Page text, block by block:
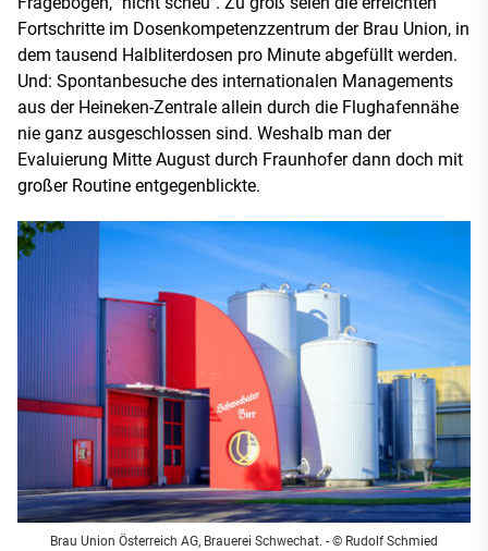
Fortschritte im Dosenkompetenzzentrum der Brau Union, in
dem tausend Halbliterdosen pro Minute abgefüllt werden.
Und: Spontanbesuche des internationalen Managements
aus der Heineken-Zentrale allein durch die Flughafennähe
nie ganz ausgeschlossen sind. Weshalb man der
Evaluierung Mitte August durch Fraunhofer dann doch mit
großer Routine entgegenblickte.
Brau Union Österreich AG, Brauerei Schwechat. - © Rudolf Schmied